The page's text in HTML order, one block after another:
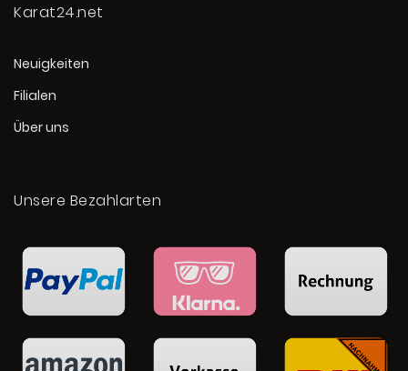
Karat24.net
Neuigkeiten
Filialen
Über uns
Unsere Bezahlarten